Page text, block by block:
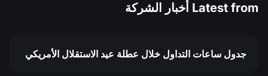
ما هو التداوُل عبر شبكة الاتصالات الإلكترونية (ECN)؟
Latest from أخبار الشركة
جدول ساعات التداول خلال عطلة عيد الاستقلال الأمريكي